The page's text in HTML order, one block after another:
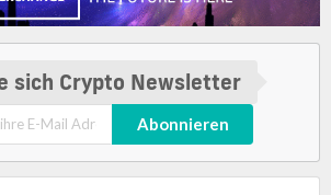
sich Crypto Newsletter
Abonnieren